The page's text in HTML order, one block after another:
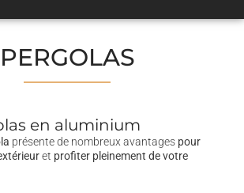
PERGOLAS
en aluminium
présente de nombreux avantages pour
et profiter pleinement de votre